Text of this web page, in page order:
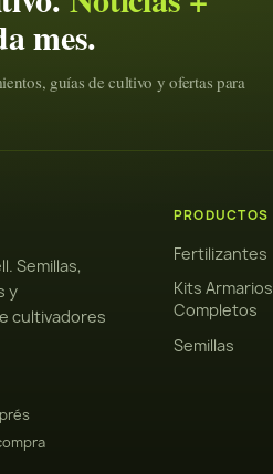
mes.
guías de cultivo y ofertas para
Semillas,
y
cultivadores
PRODUCTOS
Fertilizantes
Kits Armarios
Completos
Semillas